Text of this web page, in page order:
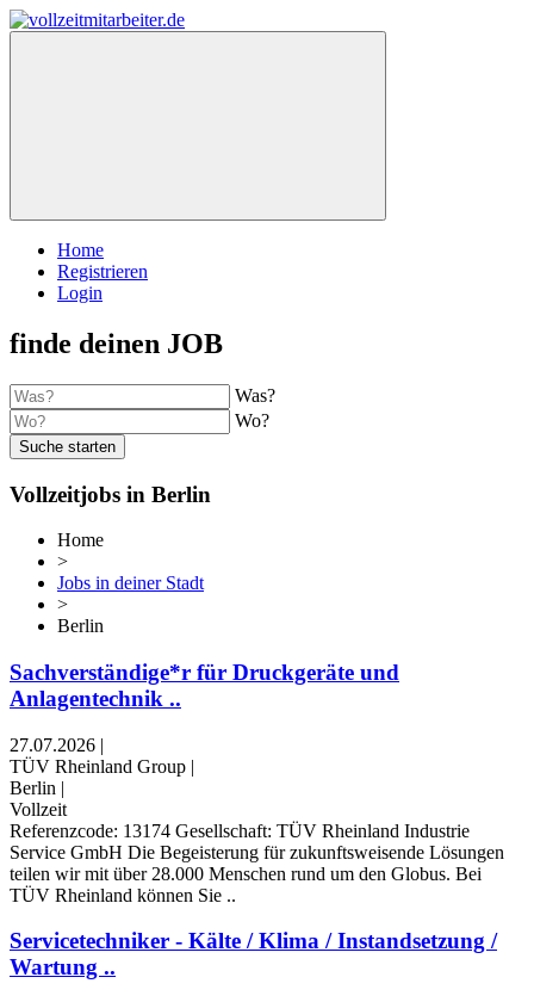
Home
Registrieren
Login
finde deinen JOB
Was?
Wo?
Suche starten
Vollzeitjobs in Berlin
Home
>
Jobs in deiner Stadt
>
Berlin
Sachverständige*r für Druckgeräte und
Anlagentechnik ..
27.07.2026 |
TÜV Rheinland Group |
Berlin |
Vollzeit
Referenzcode: 13174 Gesellschaft: TÜV Rheinland Industrie
Service GmbH Die Begeisterung für zukunftsweisende Lösungen
teilen wir mit über 28.000 Menschen rund um den Globus. Bei
TÜV Rheinland können Sie ..
Servicetechniker - Kälte / Klima / Instandsetzung /
Wartung ..